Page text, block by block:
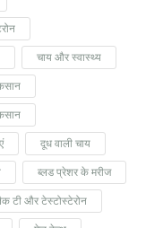
चाय और स्वास्थ्य
दूध वाली चाय
ब्लड प्रेशर के मरीज
टी और टेस्टोस्टेरोन